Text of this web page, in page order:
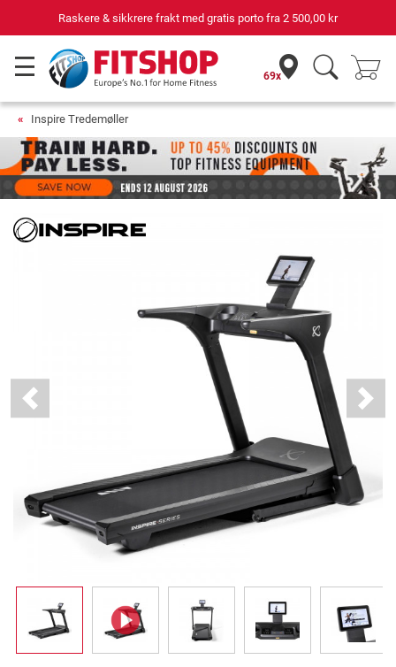
Din ekspert for hjemmetrening i 42 år
69x
Inspire Tredemøller
Previous Next